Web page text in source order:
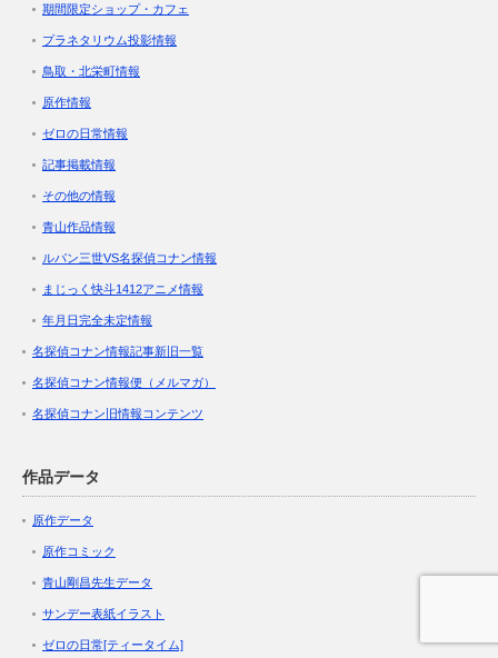
期間限定ショップ・カフェ
プラネタリウム投影情報
鳥取・北栄町情報
原作情報
ゼロの日常情報
記事掲載情報
その他の情報
青山作品情報
ルパン三世VS名探偵コナン情報
まじっく快斗1412アニメ情報
年月日完全未定情報
名探偵コナン情報記事新旧一覧
名探偵コナン情報便（メルマガ）
名探偵コナン旧情報コンテンツ
作品データ
原作データ
原作コミック
青山剛昌先生データ
サンデー表紙イラスト
ゼロの日常[ティータイム]